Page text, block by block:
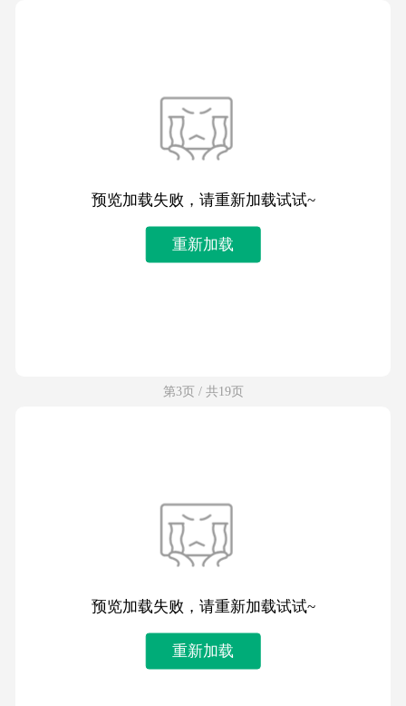
预览加载失败，请重新加载试试~
重新加载
第3页 / 共19页
预览加载失败，请重新加载试试~
重新加载